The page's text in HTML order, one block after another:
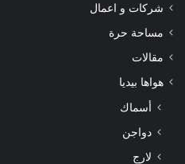
شركات و اعمال
مساحة حرة
مقالات
هواها بيديا
أسماك
دواجن
لارج